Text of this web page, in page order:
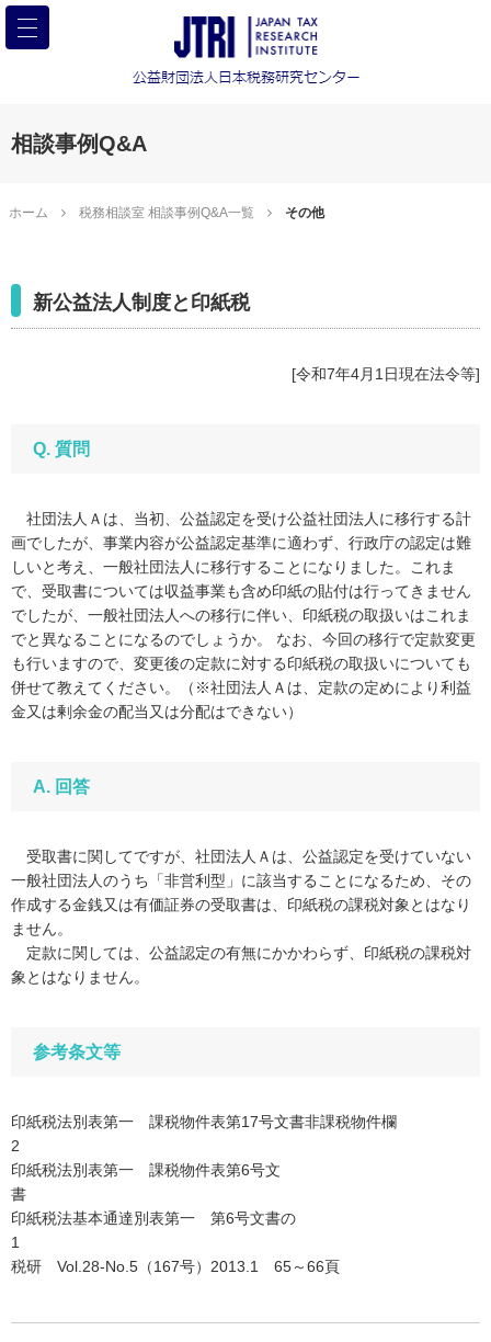
相談事例Q&A
ホーム 税務相談室 相談事例Q&A一覧 その他
新公益法人制度と印紙税
[令和7年4月1日現在法令等]
Q. 質問
社団法人Ａは、当初、公益認定を受け公益社団法人に移行する計
画でしたが、事業内容が公益認定基準に適わず、行政庁の認定は難
しいと考え、一般社団法人に移行することになりました。これま
で、受取書については収益事業も含め印紙の貼付は行ってきません
でしたが、一般社団法人への移行に伴い、印紙税の取扱いはこれま
でと異なることになるのでしょうか。 なお、今回の移行で定款変更
も行いますので、変更後の定款に対する印紙税の取扱いについても
併せて教えてください。（※社団法人Ａは、定款の定めにより利益
金又は剰余金の配当又は分配はできない）
A. 回答
受取書に関してですが、社団法人Ａは、公益認定を受けていない
一般社団法人のうち「非営利型」に該当することになるため、その
作成する金銭又は有価証券の受取書は、印紙税の課税対象とはなり
ません。
定款に関しては、公益認定の有無にかかわらず、印紙税の課税対
象とはなりません。
参考条文等
印紙税法別表第一 課税物件表第17号文書非課税物件欄
印紙税法別表第一 課税物件表第6号文
印紙税法基本通達別表第一 第6号文書の
税研 Vol.28‐No.5（167号）2013.1 65～66頁